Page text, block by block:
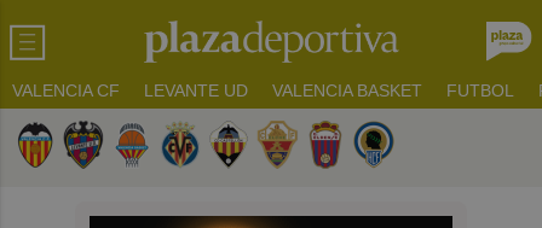
VALENCIA CF LEVANTE UD VALENCIA BASKET FUTBOL